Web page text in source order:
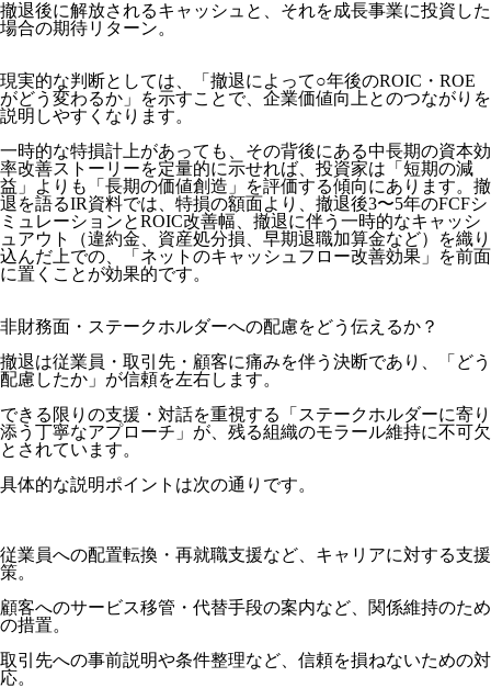
撤退後に解放されるキャッシュと、それを成長事業に投資した
場合の期待リターン。
現実的な判断としては、「撤退によって○年後のROIC・ROE
がどう変わるか」を示すことで、企業価値向上とのつながりを
説明しやすくなります。
一時的な特損計上があっても、その背後にある中長期の資本効
率改善ストーリーを定量的に示せれば、投資家は「短期の減
益」よりも「長期の価値創造」を評価する傾向にあります。撤
退を語るIR資料では、特損の額面より、撤退後3〜5年のFCFシ
ミュレーションとROIC改善幅、撤退に伴う一時的なキャッシ
ュアウト（違約金、資産処分損、早期退職加算金など）を織り
込んだ上での、「ネットのキャッシュフロー改善効果」を前面
に置くことが効果的です。
非財務面・ステークホルダーへの配慮をどう伝えるか？
撤退は従業員・取引先・顧客に痛みを伴う決断であり、「どう
配慮したか」が信頼を左右します。
できる限りの支援・対話を重視する「ステークホルダーに寄り
添う丁寧なアプローチ」が、残る組織のモラール維持に不可欠
とされています。
具体的な説明ポイントは次の通りです。
従業員への配置転換・再就職支援など、キャリアに対する支援
策。
顧客へのサービス移管・代替手段の案内など、関係維持のため
の措置。
取引先への事前説明や条件整理など、信頼を損ねないための対
応。